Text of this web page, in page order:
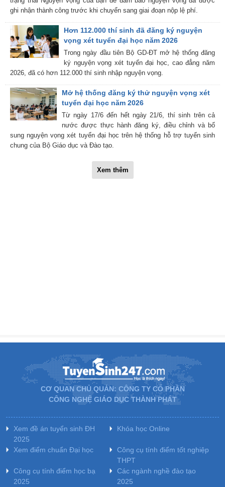
ghi nhận thành công trước khi chuyển sang giai đoạn nộp lệ phí.
Hơn 112.000 thí sinh đã đăng ký nguyện
vọng xét tuyển đại học năm 2026
Trong ngày đầu tiên Bộ GD-ĐT mở hệ thống đăng
ký nguyện vọng xét tuyển đại học, cao đẳng năm
2026, đã có hơn 112.000 thí sinh nhập nguyện vọng.
Mở hệ thống đăng ký thử nguyện vọng xét
tuyển đại học năm 2026
Từ ngày 17/6 đến hết ngày 21/6, thí sinh trên cả
nước được thực hành đăng ký, điều chỉnh và bổ
sung nguyện vọng xét tuyển đại học trên hệ thống hỗ trợ tuyển sinh
chung của Bộ Giáo dục và Đào tạo.
Xem thêm
CƠ QUAN CHỦ QUẢN: CÔNG TY CỔ PHẦN
CÔNG NGHỆ GIÁO DỤC THÀNH PHÁT
Xem đề án tuyển sinh ĐH
2025
Khóa học Online
Xem điểm chuẩn Đại học
Công cụ tính điểm tốt nghiệp
THPT
Công cụ tính điểm học bạ
2025
Các ngành nghề đào tạo
2025